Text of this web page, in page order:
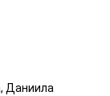
Даниила